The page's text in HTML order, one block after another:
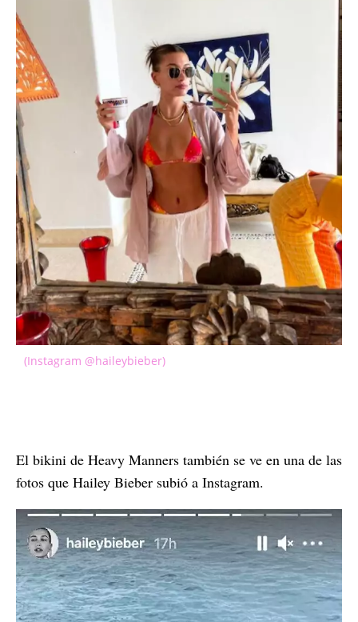
(Instagram @haileybieber)
El bikini de Heavy Manners también se ve en una de las
fotos que Hailey Bieber subió a Instagram.